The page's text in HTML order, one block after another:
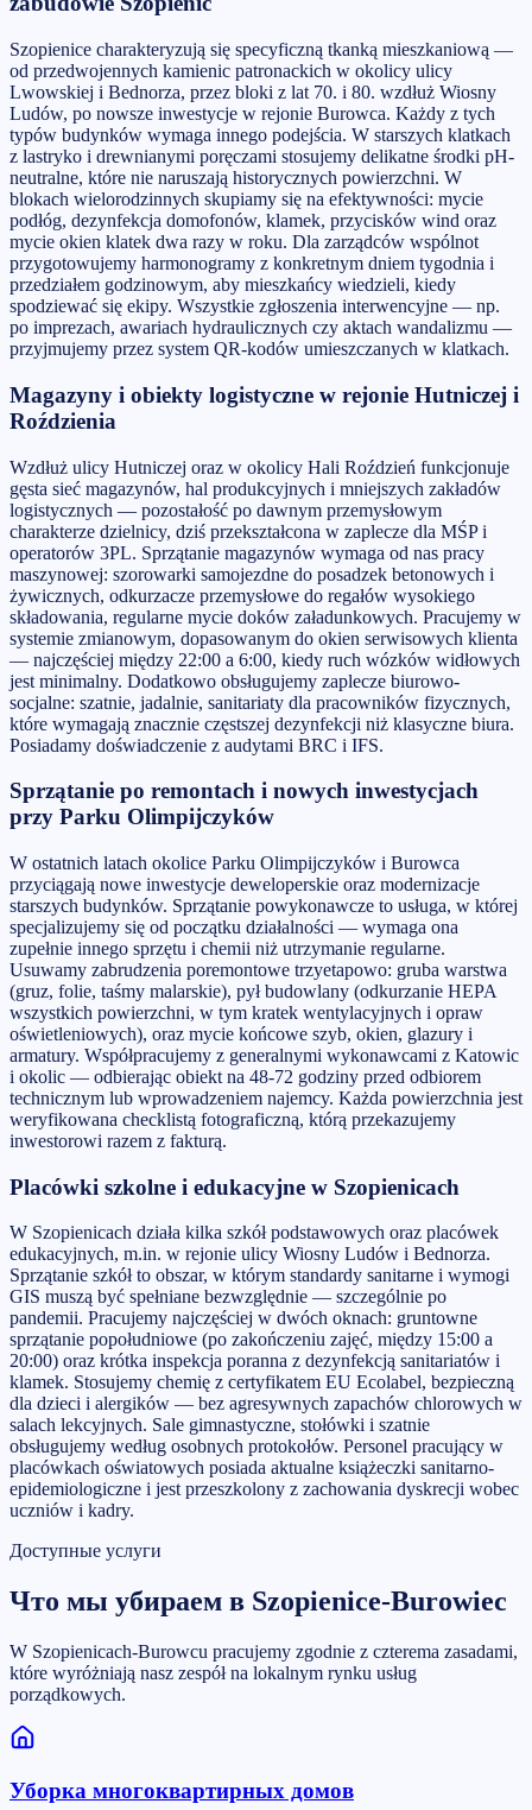
Szopienice charakteryzują się specyficzną tkanką mieszkaniową —
od przedwojennych kamienic patronackich w okolicy ulicy
Lwowskiej i Bednorza, przez bloki z lat 70. i 80. wzdłuż Wiosny
Ludów, po nowsze inwestycje w rejonie Burowca. Każdy z tych
typów budynków wymaga innego podejścia. W starszych klatkach
z lastryko i drewnianymi poręczami stosujemy delikatne środki pH-
neutralne, które nie naruszają historycznych powierzchni. W
blokach wielorodzinnych skupiamy się na efektywności: mycie
podłóg, dezynfekcja domofonów, klamek, przycisków wind oraz
mycie okien klatek dwa razy w roku. Dla zarządców wspólnot
przygotowujemy harmonogramy z konkretnym dniem tygodnia i
przedziałem godzinowym, aby mieszkańcy wiedzieli, kiedy
spodziewać się ekipy. Wszystkie zgłoszenia interwencyjne — np.
po imprezach, awariach hydraulicznych czy aktach wandalizmu —
przyjmujemy przez system QR-kodów umieszczanych w klatkach.
Magazyny i obiekty logistyczne w rejonie Hutniczej i
Roździenia
Wzdłuż ulicy Hutniczej oraz w okolicy Hali Roździeń funkcjonuje
gęsta sieć magazynów, hal produkcyjnych i mniejszych zakładów
logistycznych — pozostałość po dawnym przemysłowym
charakterze dzielnicy, dziś przekształcona w zaplecze dla MŚP i
operatorów 3PL. Sprzątanie magazynów wymaga od nas pracy
maszynowej: szorowarki samojezdne do posadzek betonowych i
żywicznych, odkurzacze przemysłowe do regałów wysokiego
składowania, regularne mycie doków załadunkowych. Pracujemy w
systemie zmianowym, dopasowanym do okien serwisowych klienta
— najczęściej między 22:00 a 6:00, kiedy ruch wózków widłowych
jest minimalny. Dodatkowo obsługujemy zaplecze biurowo-
socjalne: szatnie, jadalnie, sanitariaty dla pracowników fizycznych,
które wymagają znacznie częstszej dezynfekcji niż klasyczne biura.
Posiadamy doświadczenie z audytami BRC i IFS.
Sprzątanie po remontach i nowych inwestycjach
przy Parku Olimpijczyków
W ostatnich latach okolice Parku Olimpijczyków i Burowca
przyciągają nowe inwestycje deweloperskie oraz modernizacje
starszych budynków. Sprzątanie powykonawcze to usługa, w której
specjalizujemy się od początku działalności — wymaga ona
zupełnie innego sprzętu i chemii niż utrzymanie regularne.
Usuwamy zabrudzenia poremontowe trzyetapowo: gruba warstwa
(gruz, folie, taśmy malarskie), pył budowlany (odkurzanie HEPA
wszystkich powierzchni, w tym kratek wentylacyjnych i opraw
oświetleniowych), oraz mycie końcowe szyb, okien, glazury i
armatury. Współpracujemy z generalnymi wykonawcami z Katowic
i okolic — odbierając obiekt na 48-72 godziny przed odbiorem
technicznym lub wprowadzeniem najemcy. Każda powierzchnia jest
weryfikowana checklistą fotograficzną, którą przekazujemy
inwestorowi razem z fakturą.
Placówki szkolne i edukacyjne w Szopienicach
W Szopienicach działa kilka szkół podstawowych oraz placówek
edukacyjnych, m.in. w rejonie ulicy Wiosny Ludów i Bednorza.
Sprzątanie szkół to obszar, w którym standardy sanitarne i wymogi
GIS muszą być spełniane bezwzględnie — szczególnie po
pandemii. Pracujemy najczęściej w dwóch oknach: gruntowne
sprzątanie popołudniowe (po zakończeniu zajęć, między 15:00 a
20:00) oraz krótka inspekcja poranna z dezynfekcją sanitariatów i
klamek. Stosujemy chemię z certyfikatem EU Ecolabel, bezpieczną
dla dzieci i alergików — bez agresywnych zapachów chlorowych w
salach lekcyjnych. Sale gimnastyczne, stołówki i szatnie
obsługujemy według osobnych protokołów. Personel pracujący w
placówkach oświatowych posiada aktualne książeczki sanitarno-
epidemiologiczne i jest przeszkolony z zachowania dyskrecji wobec
uczniów i kadry.
Доступные услуги
Что мы убираем в Szopienice-Burowiec
W Szopienicach-Burowcu pracujemy zgodnie z czterema zasadami,
które wyróżniają nasz zespół na lokalnym rynku usług
porządkowych.
Уборка многоквартирных домов